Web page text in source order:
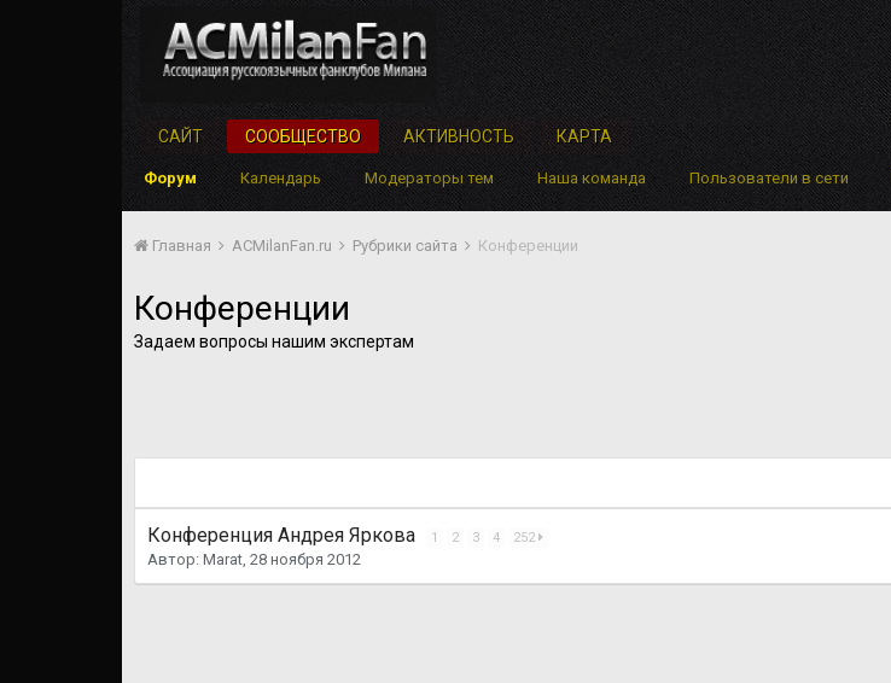
САЙТ СООБЩЕСТВО
Форум Календарь Модераторы тем Наша команда Пользователи в сети
АКТИВНОСТЬ КАРТА
Главная ACMilanFan.ru Рубрики сайта Конференции
Конференции
Задаем вопросы нашим экспертам
Конференция Андрея Яркова 1 2 3 4 252
Автор: Marat, 28 ноября 2012